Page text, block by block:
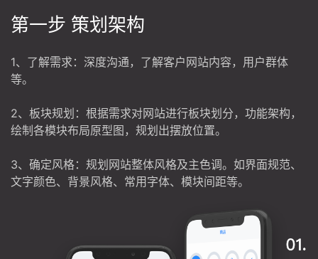
第一步 策划架构
1、了解需求：深度沟通，了解客户网站内容，用户群体
等。
2、板块规划：根据需求对网站进行板块划分，功能架构，
绘制各模块布局原型图，规划出摆放位置。
3、确定风格：规划网站整体风格及主色调。如界面规范、
文字颜色、背景风格、常用字体、模块间距等。